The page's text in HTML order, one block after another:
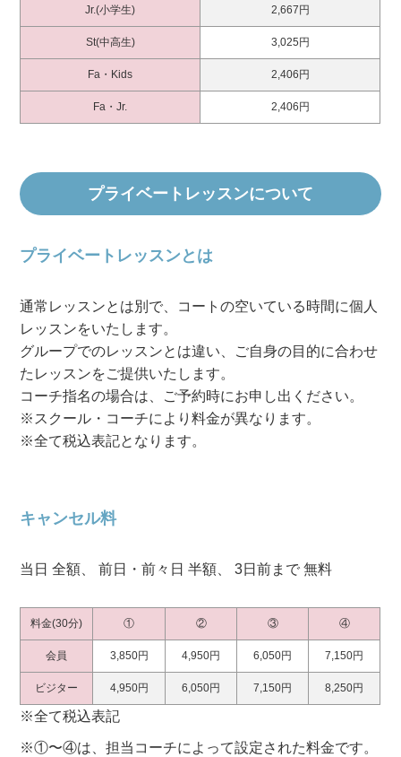
Jr.(小学生) 2,667円
St(中高生) 3,025円
Fa・Kids 2,406円
Fa・Jr. 2,406円
プライベートレッスンについて
プライベートレッスンとは
通常レッスンとは別で、コートの空いている時間に個人
レッスンをいたします。
グループでのレッスンとは違い、ご自身の目的に合わせ
たレッスンをご提供いたします。
コーチ指名の場合は、ご予約時にお申し出ください。
※スクール・コーチにより料金が異なります。
※全て税込表記となります。
キャンセル料
当日 全額、 前日・前々日 半額、 3日前まで 無料
料金(30分) ① ② ③ ④
会員 3,850円 4,950円 6,050円 7,150円
ビジター 4,950円 6,050円 7,150円 8,250円
※全て税込表記
※①〜④は、担当コーチによって設定された料金です。